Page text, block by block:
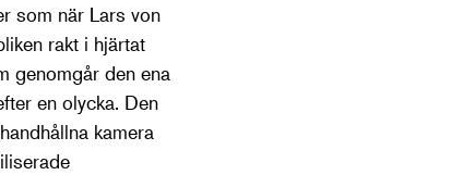
som när Lars von
rakt i hjärtat
genomgår den ena
en olycka. Den
kamera